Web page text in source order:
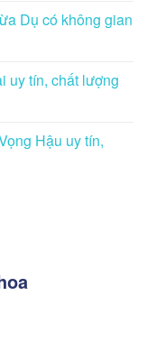
Dụ có không gian
uy tín, chất lượng
Hậu uy tín,